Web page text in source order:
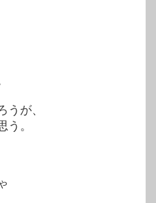
うが、
う。